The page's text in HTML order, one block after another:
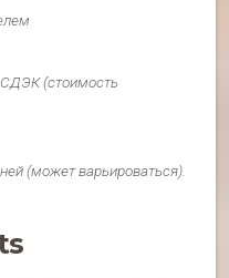
(стоимость
(может варьироваться).